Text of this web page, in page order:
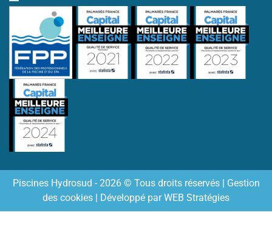
Piscines Hydrosud - 2026 © Tous droits réservés | Gestion
des cookies | Développé parWEB Stratégies